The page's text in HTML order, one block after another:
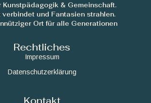
Kunstpädagogik & Gemeinschaft.
verbindet und Fantasien strahlen.
Ort für alle Generationen
Rechtliches
Impressum
Datenschutzerklärung